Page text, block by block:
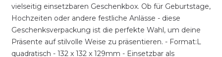
vielseitig einsetzbaren Geschenkbox. Ob für Geburtstage,
Hochzeiten oder andere festliche Anlässe - diese
Geschenksverpackung ist die perfekte Wahl, um deine
Präsente auf stilvolle Weise zu präsentieren. - Format:L
quadratisch - 132 x 132 x 129mm - Einsetzbar als